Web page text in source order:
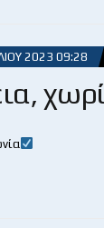
2023 09:28